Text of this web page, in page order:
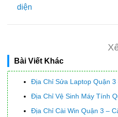
diện
Bài Viết Khác
Địa Chỉ Sửa Laptop Quận
Địa Chỉ Vệ Sinh Máy Tính
Địa Chỉ Cài Win Quận 3 –